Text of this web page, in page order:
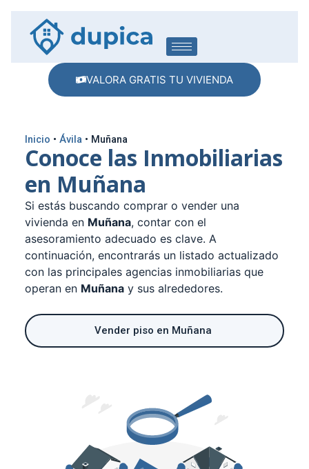
VALORA GRATIS TU VIVIENDA
Inicio • Ávila • Muñana
Conoce las Inmobiliarias
en Muñana
Si estás buscando comprar o vender una
vivienda en Muñana, contar con el
asesoramiento adecuado es clave. A
continuación, encontrarás un listado actualizado
con las principales agencias inmobiliarias que
operan en Muñana y sus alrededores.
Vender piso en Muñana